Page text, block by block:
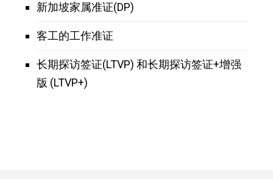
新加坡家属准证(DP)
客工的工作准证
长期探访签证(LTVP) 和长期探访签证+增强
版 (LTVP+)